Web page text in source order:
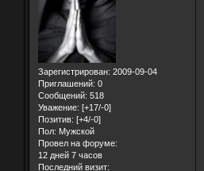
Зарегистрирован: 2009-09-04
Приглашений: 0
Сообщений: 518
Уважение: [+17/-0]
Позитив: [+4/-0]
Пол: Мужской
Провел на форуме:
12 дней 7 часов
Последний визит: